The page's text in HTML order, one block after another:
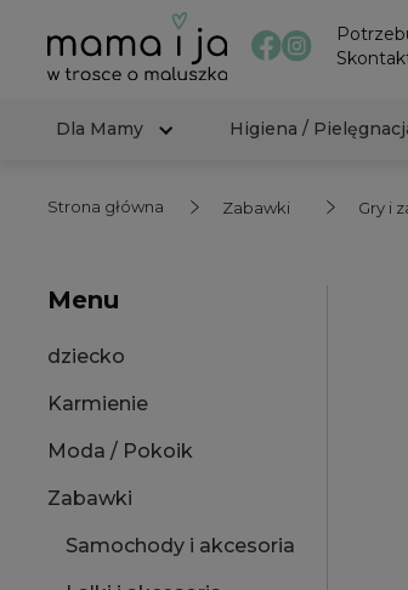
Dla Mamy
Higiena /
Strona główna Zabawki Gry i
Menu
dziecko
Karmienie
Moda / Pokoik
Zabawki
Samochody i akcesoria